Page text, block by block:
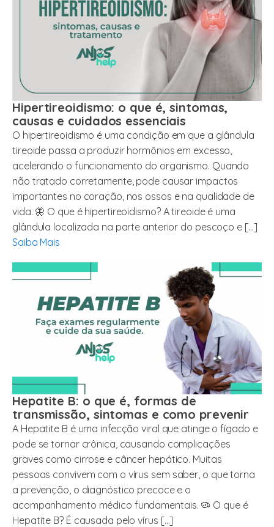
Hipertireoidismo: o que é, sintomas,
causas e cuidados essenciais
O hipertireoidismo é uma condição em que a glândula
tireoide passa a produzir hormônios em excesso,
acelerando o funcionamento do organismo. Quando
não tratado corretamente, pode causar impactos
importantes no coração, nos ossos e na qualidade de
vida. 🦋 O que é hipertireoidismo? A tireoide é uma
glândula localizada na parte anterior do pescoço e […]
Saiba Mais
Hepatite B: o que é, formas de
transmissão, sintomas e como prevenir
A Hepatite B é uma infecção viral que atinge o fígado e
pode se tornar crônica, causando complicações
graves como cirrose e câncer hepático. Muitas
pessoas convivem com o vírus sem saber, o que torna
a prevenção, o diagnóstico precoce e o
acompanhamento médico fundamentais. 🦠 O que é
Hepatite B? É causada pelo vírus […]